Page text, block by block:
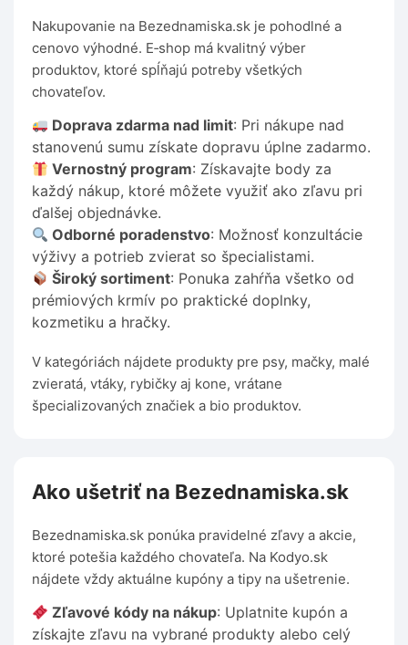
Nakupovanie na Bezednamiska.sk je pohodlné a
cenovo výhodné. E‑shop má kvalitný výber
produktov, ktoré spĺňajú potreby všetkých
chovateľov.
Doprava zdarma nad limit: Pri nákupe nad
stanovenú sumu získate dopravu úplne zadarmo.
Vernostný program: Získavajte body za
každý nákup, ktoré môžete využiť ako zľavu pri
ďalšej objednávke.
Odborné poradenstvo: Možnosť konzultácie
výživy a potrieb zvierat so špecialistami.
Široký sortiment: Ponuka zahŕňa všetko od
prémiových krmív po praktické doplnky,
kozmetiku a hračky.
V kategóriách nájdete produkty pre psy, mačky, malé
zvieratá, vtáky, rybičky aj kone, vrátane
špecializovaných značiek a bio produktov.
Ako ušetriť na Bezednamiska.sk
Bezednamiska.sk ponúka pravidelné zľavy a akcie,
ktoré potešia každého chovateľa. Na Kodyo.sk
nájdete vždy aktuálne kupóny a tipy na ušetrenie.
Zľavové kódy na nákup: Uplatnite kupón a
získajte zľavu na vybrané produkty alebo celý